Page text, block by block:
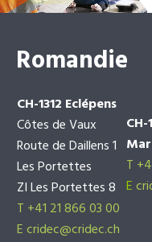
Romandie
CH-1312 Eclépens
Côtes de Vaux
Route de Daillens 1
Les Portettes
ZI Les Portettes 8
T +41 21 866 03 00
Ecridec@cridec.ch
T
E